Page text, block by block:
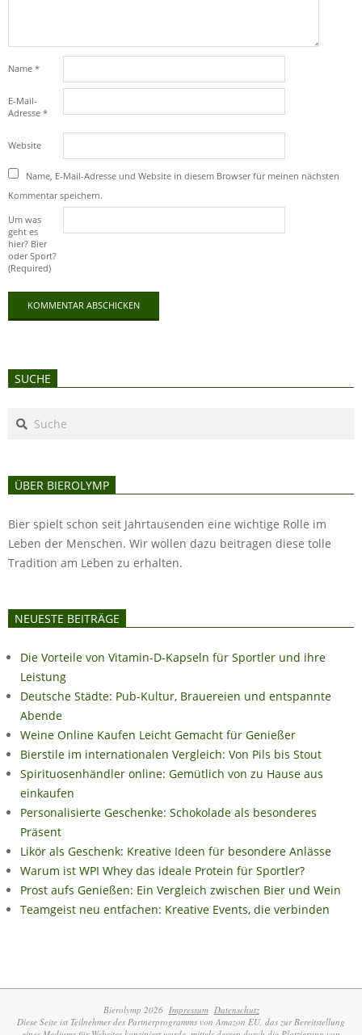
Name *
E-Mail-
Adresse *
Website
Name, E-Mail-Adresse und Website in diesem Browser für meinen nächsten
Kommentar speichern.
Um was
geht es
hier? Bier
oder Sport?
(Required)
SUCHE
Search
ÜBER BIEROLYMP
Bier spielt schon seit Jahrtausenden eine wichtige Rolle im
Leben der Menschen. Wir wollen dazu beitragen diese tolle
Tradition am Leben zu erhalten.
NEUESTE BEITRÄGE
Die Vorteile von Vitamin-D-Kapseln für Sportler und ihre
Leistung
Deutsche Städte: Pub-Kultur, Brauereien und entspannte
Abende
Weine Online Kaufen Leicht Gemacht für Genießer
Bierstile im internationalen Vergleich: Von Pils bis Stout
Spirituosenhändler online: Gemütlich von zu Hause aus
einkaufen
Personalisierte Geschenke: Schokolade als besonderes
Präsent
Likör als Geschenk: Kreative Ideen für besondere Anlässe
Warum ist WPI Whey das ideale Protein für Sportler?
Prost aufs Genießen: Ein Vergleich zwischen Bier und Wein
Teamgeist neu entfachen: Kreative Events, die verbinden
Bierolymp 2026 Impressum Datenschutz
Diese Seite ist Teilnehmer des Partnerprogramms von Amazon EU, das zur Bereitstellung